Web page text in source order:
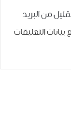
من البريد
التعليقات